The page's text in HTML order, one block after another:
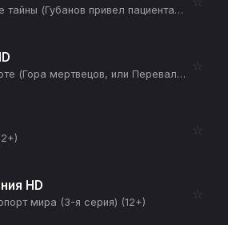
Медицинские тайны (Губанов привел пациента с мужской проблемой) (12+)
Тайна на карте (Гора мертвецов, или Перевал Дятлова) (12+)
☆
☆
HD
мира (3-я серия) (12+)
☆